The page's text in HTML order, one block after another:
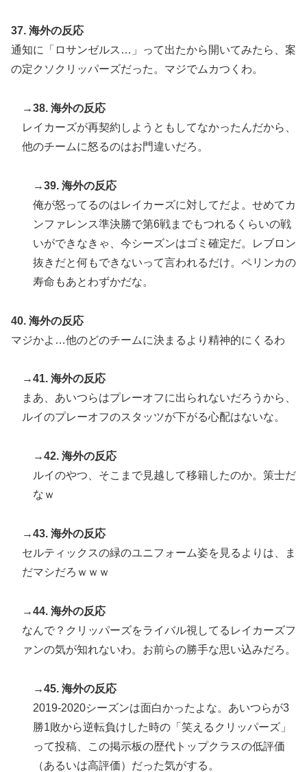
37. 海外の反応
通知に「ロサンゼルス…」って出たから開いてみたら、案
の定クソクリッパーズだった。マジでムカつくわ。
→38. 海外の反応
レイカーズが再契約しようともしてなかったんだから、
他のチームに怒るのはお門違いだろ。
→39. 海外の反応
俺が怒ってるのはレイカーズに対してだよ。せめてカ
ンファレンス準決勝で第6戦までもつれるくらいの戦
いができなきゃ、今シーズンはゴミ確定だ。レブロン
抜きだと何もできないって言われるだけ。ペリンカの
寿命もあとわずかだな。
40. 海外の反応
マジかよ…他のどのチームに決まるより精神的にくるわ
→41. 海外の反応
まあ、あいつらはプレーオフに出られないだろうから、
ルイのプレーオフのスタッツが下がる心配はないな。
→42. 海外の反応
ルイのやつ、そこまで見越して移籍したのか。策士だ
なｗ
→43. 海外の反応
セルティックスの緑のユニフォーム姿を見るよりは、ま
だマシだろｗｗｗ
→44. 海外の反応
なんで？クリッパーズをライバル視してるレイカーズフ
ァンの気が知れないわ。お前らの勝手な思い込みだろ。
→45. 海外の反応
2019-2020シーズンは面白かったよな。あいつらが3
勝1敗から逆転負けした時の「笑えるクリッパーズ」
って投稿、この掲示板の歴代トップクラスの低評価
（あるいは高評価）だった気がする。